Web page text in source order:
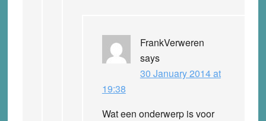
FrankVerweren
says
30 January 2014 at
19:38
Wat een onderwerp is voor